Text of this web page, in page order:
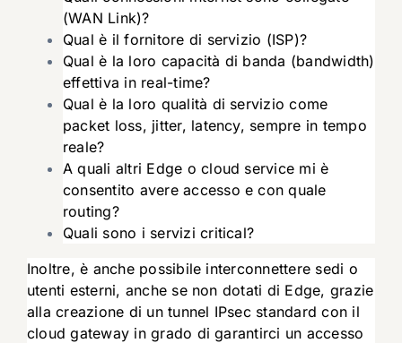
(WAN Link)?
Qual è il fornitore di servizio (ISP)?
Qual è la loro capacità di banda (bandwidth)
effettiva in real-time?
Qual è la loro qualità di servizio come
packet loss, jitter, latency, sempre in tempo
reale?
A quali altri Edge o cloud service mi è
consentito avere accesso e con quale
routing?
Quali sono i servizi critical?
Inoltre, è anche possibile interconnettere sedi o
utenti esterni, anche se non dotati di Edge, grazie
alla creazione di un tunnel IPsec standard con il
cloud gateway in grado di garantirci un accesso